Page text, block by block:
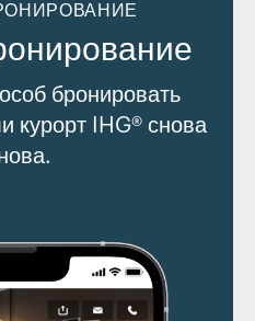
бронировать
курорт IHG® снова